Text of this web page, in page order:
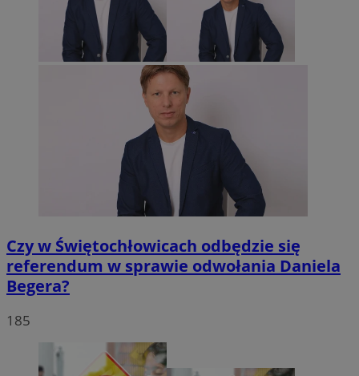
Czy w Świętochłowicach odbędzie się
referendum w sprawie odwołania Daniela
Begera?
185